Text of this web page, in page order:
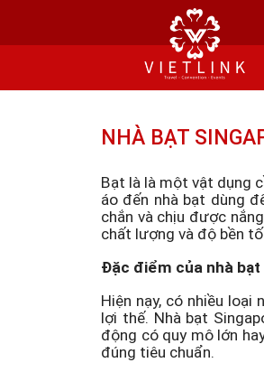
152 Khuất Duy Tiến - Phường Nhân
Kho xưởng: Lô 2, Làng Nghề Vạn
Hotline/ skype/ Wechat/ Whatsapp : +84
http://www.vietlinktour.com /
NHÀ BẠT
Bạt là là một vật dụng
áo đến nhà bạt dùng
chắn và chịu được
chất lượng và độ bền
Đặc điểm của nhà bạt
Hiện nạy, có nhiều
lợi thế. Nhà bạt
động có quy mô lớn
đúng tiêu chuẩn.